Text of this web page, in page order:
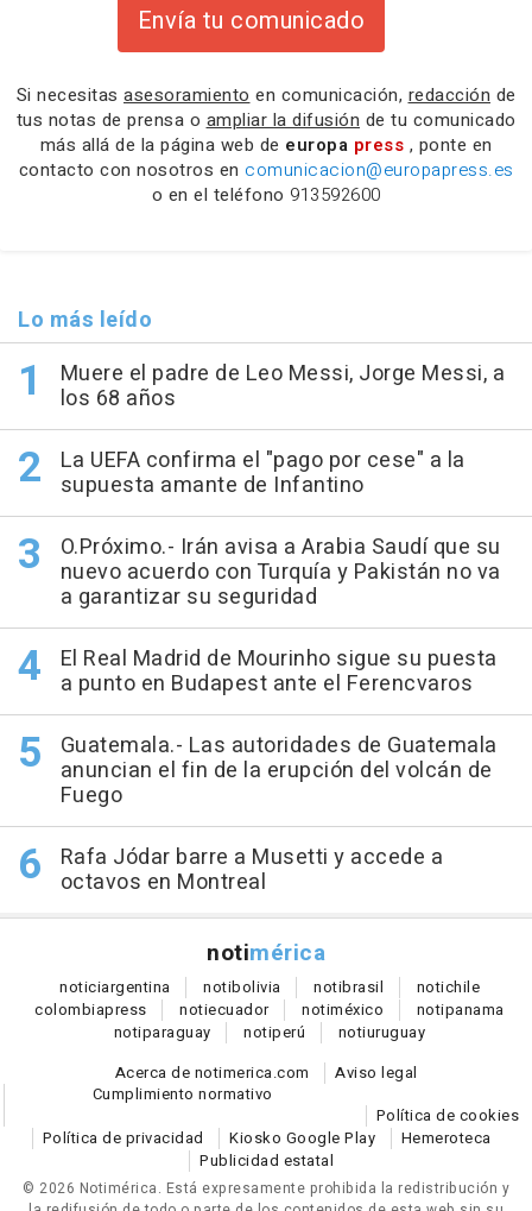
Envía tu comunicado
Si necesitas asesoramiento en comunicación, redacción de
tus notas de prensa o ampliar la difusión de tu comunicado
más allá de la página web de europa press , ponte en
contacto con nosotros en comunicacion@europapress.es
o en el teléfono 913592600
Lo más leído
Muere el padre de Leo Messi, Jorge Messi, a
los 68 años
La UEFA confirma el "pago por cese" a la
supuesta amante de Infantino
O.Próximo.- Irán avisa a Arabia Saudí que su
nuevo acuerdo con Turquía y Pakistán no va
a garantizar su seguridad
El Real Madrid de Mourinho sigue su puesta
a punto en Budapest ante el Ferencvaros
Guatemala.- Las autoridades de Guatemala
anuncian el fin de la erupción del volcán de
Fuego
Rafa Jódar barre a Musetti y accede a
octavos en Montreal
notimérica
noticiargentina notibolivia notibrasil notichile
colombiapress notiecuador notiméxico notipanama
notiparaguay notiperú notiuruguay
Acerca de notimerica.com
Aviso legal
Cumplimiento normativo
Política de cookies
Política de privacidad
Kiosko Google Play
Hemeroteca
Publicidad estatal
© 2026 Notimérica. Está expresamente prohibida la redistribución y